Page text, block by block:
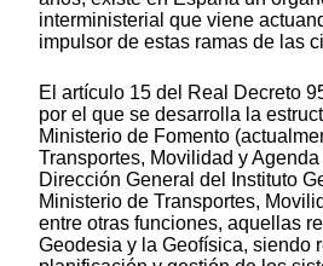
interministerial que viene
impulsor de estas ramas de las
El artículo 15 del Real Decreto
por el que se desarrolla la
Ministerio de Fomento
Transportes, Movilidad y
Dirección General del Instituto
Ministerio de Transportes,
entre otras funciones, aquellas
Geodesia y la Geofísica, siendo